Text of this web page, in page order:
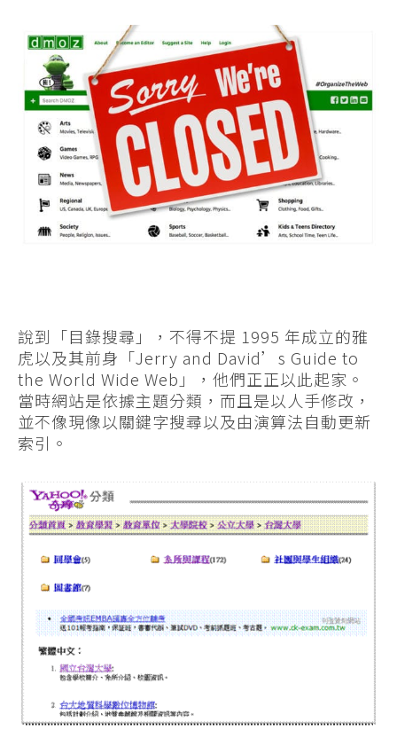
說到「目錄搜尋」，不得不提 1995 年成立的雅
虎以及其前身「Jerry and David’s Guide to
the World Wide Web」，他們正正以此起家。
當時網站是依據主題分類，而且是以人手修改，
並不像現像以關鍵字搜尋以及由演算法自動更新
索引。